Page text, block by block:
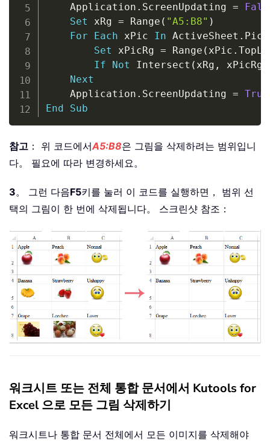
    Application
. ScreenUpdating =
Set xRg = Range ( "A5:B8" )
For
Each xPic In ActiveSheet .
Set xPicRg = Range ( xPic .
If
Not Intersect ( xRg , xPicRg
Next
    Application
. ScreenUpdating = True
End
Sub
참고 ： 위 코드에서A5:B8은 그림을 삭제하려는 범위입니
다。 필요에 따라 변경하세요。
3。 그런 다음F5키를 눌러 이 코드를 실행하면， 범위 선
택의 그림이 한 번에 삭제됩니다。 스크린샷 참조：
워크시트 또는 전체 통합 문서에서 Kutools for
Excel 으로 모든 그림 삭제하기
워크시트나 통합 문서 전체에서 모든 이미지를 삭제해야